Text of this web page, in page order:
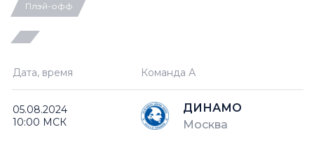
Плэй-офф
Дата, время Команда А
05.08.2024
10:00 МСК
ДИНАМО
Москва